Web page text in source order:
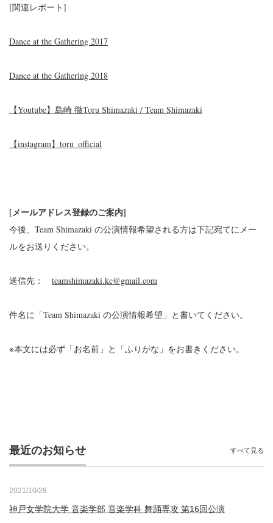
[関連レポート]
Dance at the Gathering 2017
Dance at the Gathering 2018
【Youtube】島崎 徹Toru Shimazaki / Team Shimazaki
【instagram】toru_official
[メールアドレス登録のご案内]
今後、Team Shimazaki の公演情報希望される方は下記宛てにメー
ルをお送りください。
送信先： teamshimazaki.kc@gmail.com
件名に「Team Shimazaki の公演情報希望」と書いてください。
※本文には必ず「お名前」と「ふりがな」をお書きください。
最近のお知らせ
2021/10/28
神戸女学院大学 音楽学部 音楽学科 舞踊専攻 第16回公演
すべて見る